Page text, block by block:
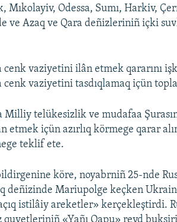
Odessa, Sumı, Harkiv,
ve Azaq ve Qara deñizleriniñ içki
cenk vaziyetini ilân etmek qararını
cenk vaziyetini tasdıqlamaq içün
telükesizlik ve mudafaa
etmek içün azırlıq körmege qarar
teklif ete.
köre, noyabrniñ 25-nde
deñizinde Mariupolge keçken
istilâiy areketler» kerçekleştirdi.